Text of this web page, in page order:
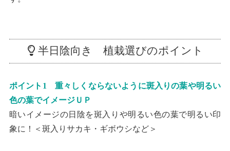
半日陰向き 植栽選びのポイント
ポイント1 重々しくならないように斑入りの葉や明るい
色の葉でイメージＵＰ
暗いイメージの日陰を斑入りや明るい色の葉で明るい印
象に！＜斑入りサカキ・ギボウシなど＞